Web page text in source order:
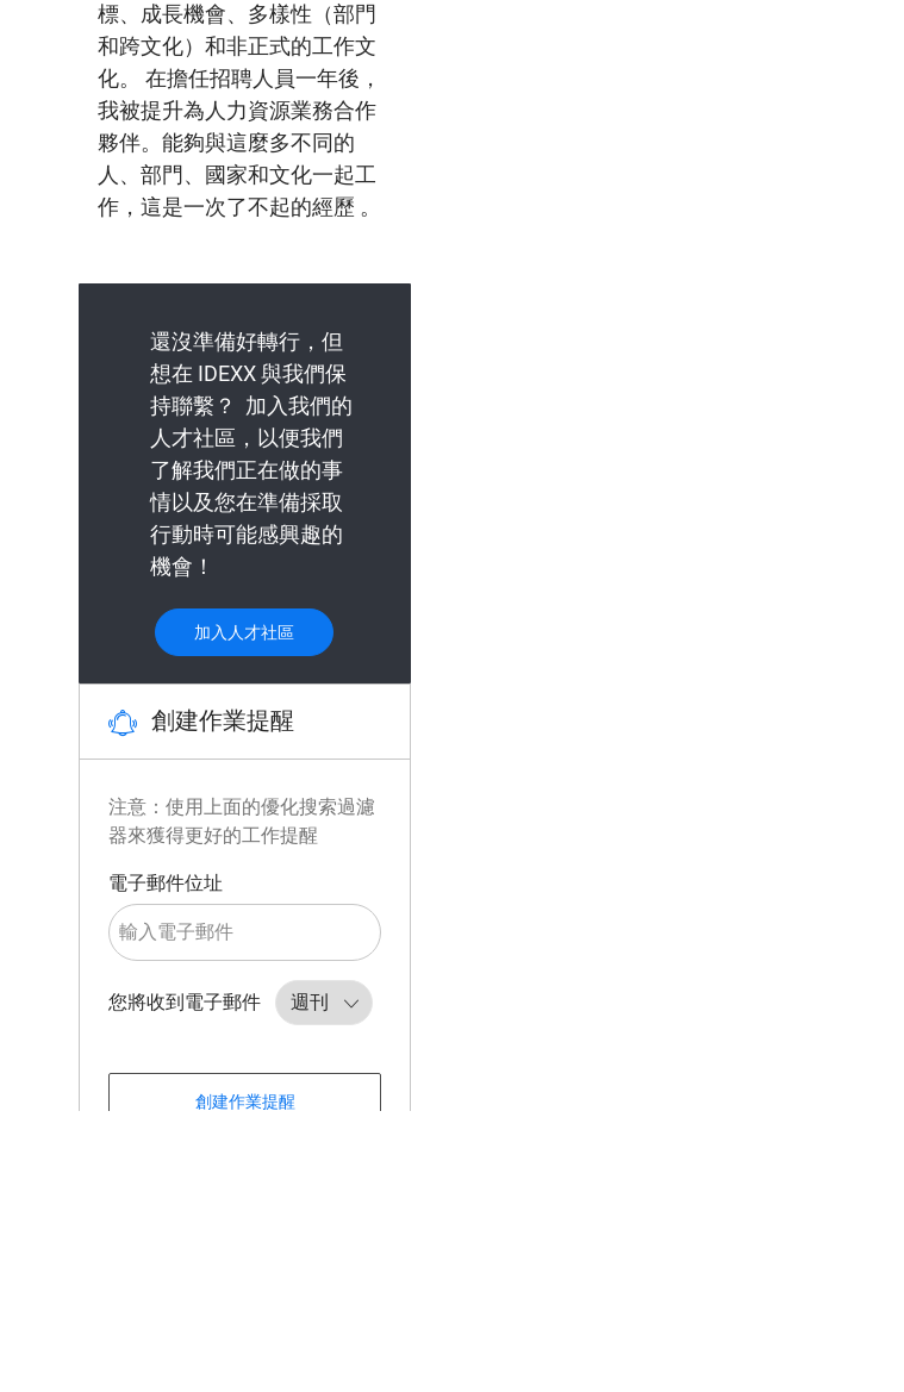
標、成長機會、多樣性（部門
和跨文化）和非正式的工作文
化。 在擔任招聘人員一年後，
我被提升為人力資源業務合作
夥伴。能夠與這麼多不同的
人、部門、國家和文化一起工
作，這是一次了不起的經歷 。
還沒準備好轉行，但
想在 IDEXX 與我們保
持聯繫？ 加入我們的
人才社區，以便我們
了解我們正在做的事
情以及您在準備採取
行動時可能感興趣的
機會！
加入人才社區
創建作業提醒
注意：使用上面的優化搜索過濾
器來獲得更好的工作提醒
電子郵件位址
您將收到電子郵件Required
創建作業提醒